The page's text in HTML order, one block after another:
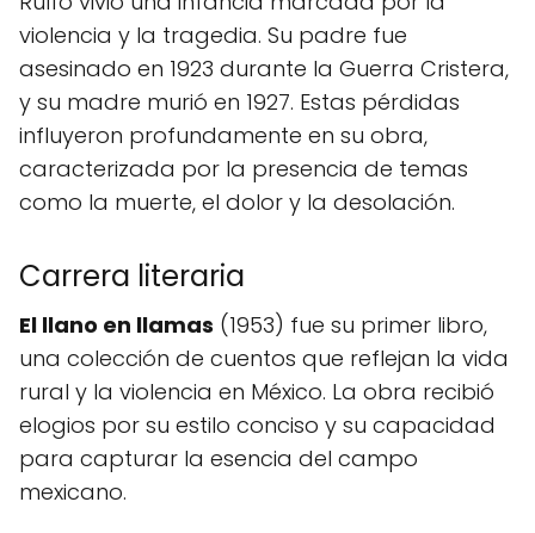
violencia y la tragedia. Su padre fue
asesinado en 1923 durante la Guerra Cristera,
y su madre murió en 1927. Estas pérdidas
influyeron profundamente en su obra,
caracterizada por la presencia de temas
como la muerte, el dolor y la desolación.
Carrera literaria
El llano en llamas (1953) fue su primer libro,
una colección de cuentos que reflejan la vida
rural y la violencia en México. La obra recibió
elogios por su estilo conciso y su capacidad
para capturar la esencia del campo
mexicano.